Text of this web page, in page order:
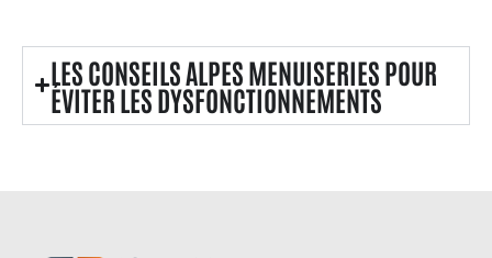
LES CONSEILS ALPES MENUISERIES POUR
ÉVITER LES DYSFONCTIONNEMENTS